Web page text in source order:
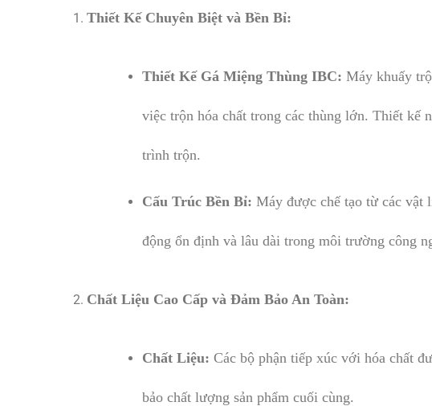
Thiết Kế Chuyên Biệt và Bền Bỉ:
Thiết Kế Gá Miệng Thùng IBC: Máy khuấy
việc trộn hóa chất trong các thùng lớn. Thiết kế
trình trộn.
Cấu Trúc Bền Bỉ: Máy được chế tạo từ các vật
động ổn định và lâu dài trong môi trường công
Chất Liệu Cao Cấp và Đảm Bảo An Toàn:
Chất Liệu: Các bộ phận tiếp xúc với hóa chất
bảo chất lượng sản phẩm cuối cùng.